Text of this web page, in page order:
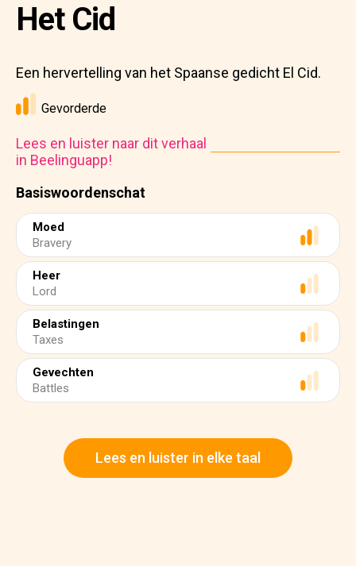
Basiswoordenschat
Moed
Bravery
Heer
Lord
Belastingen
Taxes
Gevechten
Battles
Het Cid
Een hervertelling van het Spaanse gedicht El Cid.
Gevorderde
Lees en luister naar dit verhaal
in Beelinguapp!
Lees en luister in elke taal